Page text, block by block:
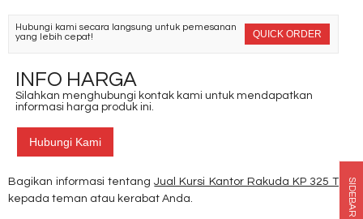
QUICK ORDER
Hubungi kami secara langsung untuk pemesanan
yang lebih cepat!
INFO HARGA
Silahkan menghubungi kontak kami untuk mendapatkan
informasi harga produk ini.
Hubungi Kami
Bagikan informasi tentangJual Kursi Kantor Rakuda KP 325 T
kepada teman atau kerabat Anda.
SIDEBAR